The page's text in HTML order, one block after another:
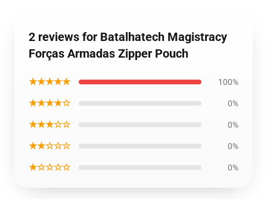
2 reviews for Batalhatech Magistracy
Forças Armadas Zipper Pouch
★★★★★ 100%
★★★★☆ 0%
★★★☆☆ 0%
★★☆☆☆ 0%
★☆☆☆☆ 0%